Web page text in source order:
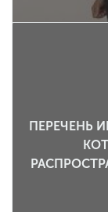
ПЕРЕЧЕНЬ